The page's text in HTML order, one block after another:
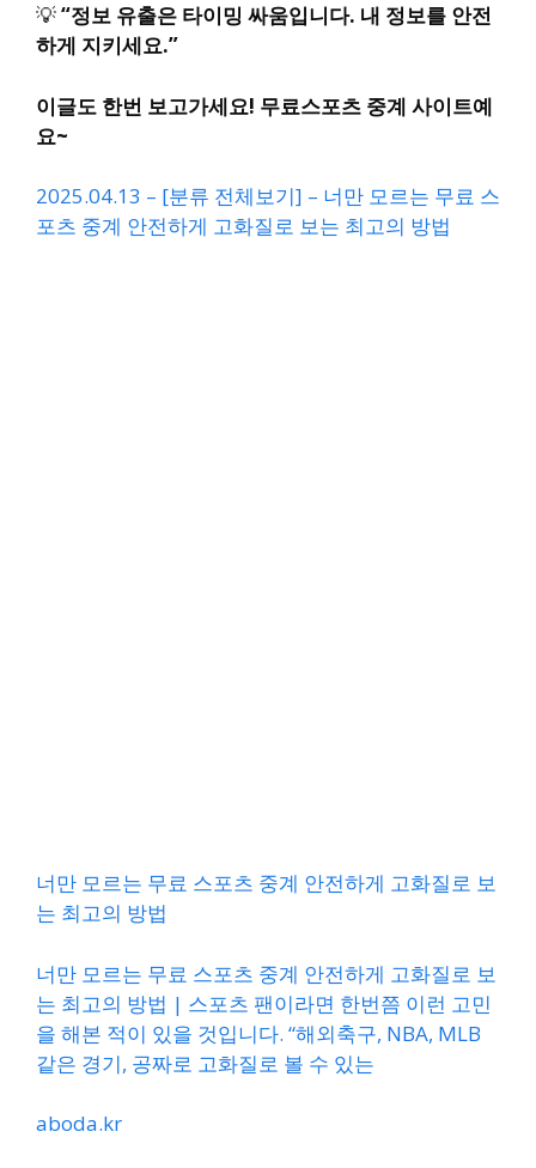
💡“정보 유출은 타이밍 싸움입니다. 내 정보를 안전
하게 지키세요.”
이글도 한번 보고가세요! 무료스포츠 중계 사이트예
요~
2025.04.13 – [분류 전체보기] – 너만 모르는 무료 스
포츠 중계 안전하게 고화질로 보는 최고의 방법
너만 모르는 무료 스포츠 중계 안전하게 고화질로 보
는 최고의 방법
너만 모르는 무료 스포츠 중계 안전하게 고화질로 보
는 최고의 방법 | 스포츠 팬이라면 한번쯤 이런 고민
을 해본 적이 있을 것입니다. “해외축구, NBA, MLB
같은 경기, 공짜로 고화질로 볼 수 있는
aboda.kr